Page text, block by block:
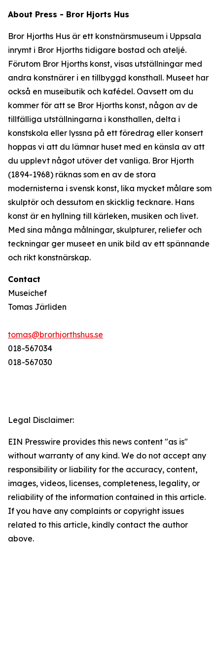
About Press - Bror Hjorts Hus
Bror Hjorths Hus är ett konstnärsmuseum i Uppsala
inrymt i Bror Hjorths tidigare bostad och ateljé.
Förutom Bror Hjorths konst, visas utställningar med
andra konstnärer i en tillbyggd konsthall. Museet har
också en museibutik och kafédel. Oavsett om du
kommer för att se Bror Hjorths konst, någon av de
tillfälliga utställningarna i konsthallen, delta i
konstskola eller lyssna på ett föredrag eller konsert
hoppas vi att du lämnar huset med en känsla av att
du upplevt något utöver det vanliga. Bror Hjorth
(1894-1968) räknas som en av de stora
modernisterna i svensk konst, lika mycket målare som
skulptör och dessutom en skicklig tecknare. Hans
konst är en hyllning till kärleken, musiken och livet.
Med sina många målningar, skulpturer, reliefer och
teckningar ger museet en unik bild av ett spännande
och rikt konstnärskap.
Contact
Museichef
Tomas Järliden
tomas@brorhjorthshus.se
018-567034
018-567030
Legal Disclaimer:
EIN Presswire provides this news content "as is"
without warranty of any kind. We do not accept any
responsibility or liability for the accuracy, content,
images, videos, licenses, completeness, legality, or
reliability of the information contained in this article.
If you have any complaints or copyright issues
related to this article, kindly contact the author
above.